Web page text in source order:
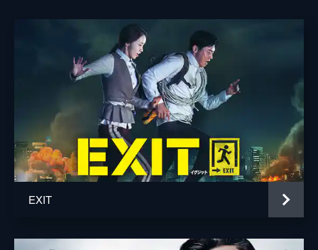
キム・ビョンソ
クァク・チョンドク
イム・ジョンヒョン
EXIT